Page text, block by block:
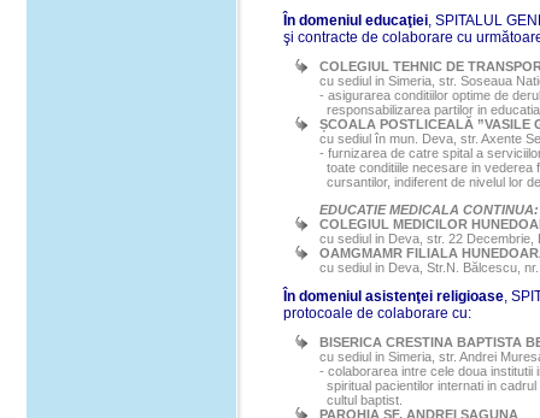
În domeniul educaţiei, SPITALUL
şi contracte de colaborare cu
COLEGIUL TEHNIC DE
cu sediul in Simeria, str. Soseaua
- asigurarea conditiilor optime de
responsabilizarea partilor in
ȘCOALA POSTLICEALĂ ”VASILE
cu sediul în mun Deva, str. Axente
- furnizarea de catre spital a
toate conditiile necesare in
cursantilor, indiferent de nivelul lor
EDUCATIE MEDICALA CONTINUA:
COLEGIUL MEDICILOR
cu sediul in Deva, str. 22 Decembrie,
OAMGMAMR FILIALA
cu sediul in Deva, Str.N. Bălcescu,
În domeniul asistenţei religioase,
protocoale de colaborare cu:
BISERICA CRESTINA BAPTISTA
cu sediul in Simeria, str. Andrei
- colaborarea intre cele doua institutii
spiritual pacientilor internati in
cultul baptist.
PAROHIA SF. ANDREI SAGUNA